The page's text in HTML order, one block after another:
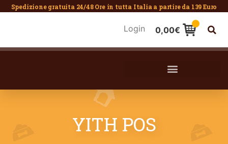
Spedizione gratuita 24/48 Ore in tutta Italia a partire da 139 Euro
Login 0,00€
YITH POS